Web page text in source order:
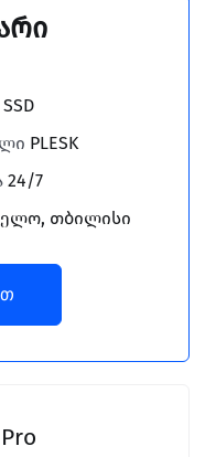
PLESK
24/7
თბილისი